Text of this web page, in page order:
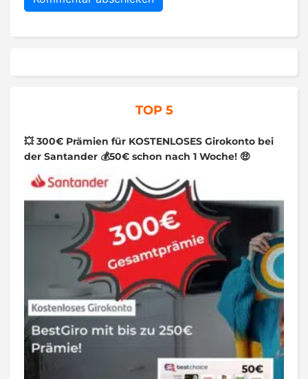
TOP 5
💥 300€ Prämien für KOSTENLOSES Girokonto bei
der Santander 💰50€ schon nach 1 Woche! 🤑